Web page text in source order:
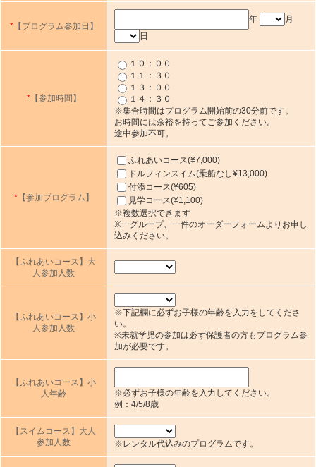
*【プログラム参加日】
年
月
日
*【参加時間】
１０：００
１１：３０
１３：００
１４：３０
※集合時間はプログラム開始前の30分前です。
お時間には余裕を持ってご参加ください。
途中参加不可。
*【参加プログラム】
ふれあいコース(¥7,000)
ドルフィンスイム(乗船なし¥13,000)
付添コース(¥605)
見学コース(¥1,100)
※複数選択できます
※一グループ、一件のオーダーフォームよりお申し
込みください。
【ふれあいコース】大
人参加人数
【ふれあいコース】小
人参加人数
※下記欄に必ずお子様の年齢を入力をしてくださ
い。
※未就学児の参加は必ず保護者の方もプログラム参
加が必要です。
【ふれあいコース】小
人年齢
※必ずお子様の年齢を入力してください。
例：4/5/8歳
【スイムコース】大人
参加人数
※レンタル代込みのプログラムです。